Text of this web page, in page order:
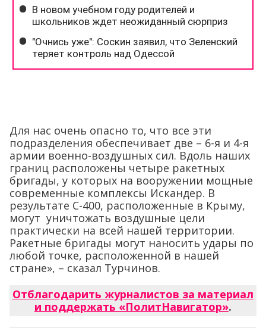
Для нас очень опасно то, что все эти
подразделения обеспечивает две – 6-я и 4-я
армии военно-воздушных сил. Вдоль наших
границ расположены четыре ракетных
бригады, у которых на вооружении мощные
современные комплексы Искандер. В
результате С-400, расположенные в Крыму,
могут уничтожать воздушные цели
практически на всей нашей территории.
Ракетные бригады могут наносить удары по
любой точке, расположенной в нашей
стране», – сказал Турчинов.
Отблагодарить журналистов за материал
и поддержать «ПолитНавигатор».